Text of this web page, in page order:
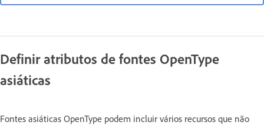
Definir atributos de fontes OpenType
asiáticas
Fontes asiáticas OpenType podem incluir vários recursos que não